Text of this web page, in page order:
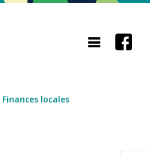
Finances locales